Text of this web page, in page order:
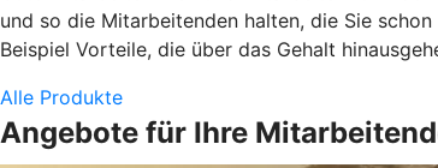
und so die Mitarbeitenden halten, die Sie
Beispiel Vorteile, die über das Gehalt
Alle Produkte
Angebote für Ihre